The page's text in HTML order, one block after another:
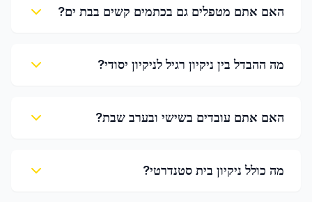
האם אתם מטפלים גם בכתמים קשים בבת ים?
מה ההבדל בין ניקיון רגיל לניקיון יסודי?
האם אתם עובדים בשישי ובערב שבת?
מה כולל ניקיון בית סטנדרטי?